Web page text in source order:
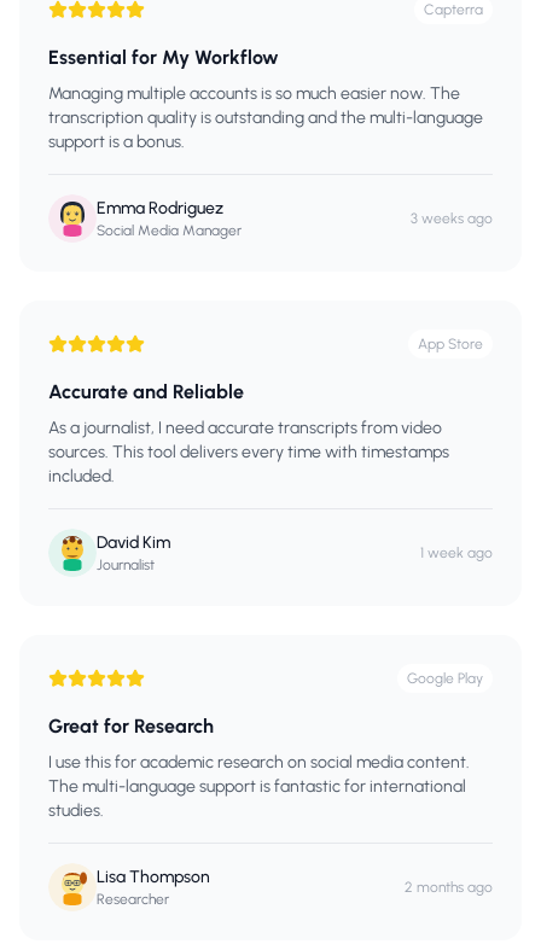
Capterra
Essential for My Workflow
Managing multiple accounts is so much easier now. The
transcription quality is outstanding and the multi-language
support is a bonus.
Emma Rodriguez
Social Media Manager
3 weeks ago
App Store
Accurate and Reliable
As a journalist, I need accurate transcripts from video
sources. This tool delivers every time with timestamps
included.
David Kim
Journalist
1 week ago
Google Play
Great for Research
I use this for academic research on social media content.
The multi-language support is fantastic for international
studies.
Lisa Thompson
Researcher
2 months ago